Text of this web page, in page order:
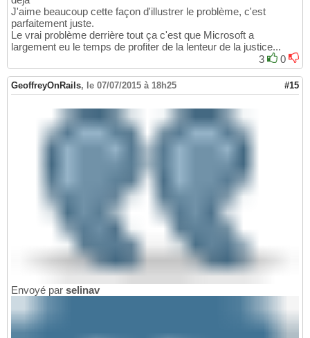
J'aime beaucoup cette façon d'illustrer le problème, c'est
parfaitement juste.
Le vrai problème derrière tout ça c'est que Microsoft a
largement eu le temps de profiter de la lenteur de la justice...
3
0
GeoffreyOnRails, le 07/07/2015 à 18h25 #15
Envoyé par selinav